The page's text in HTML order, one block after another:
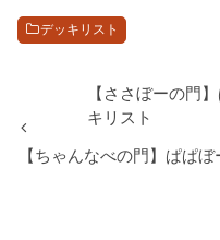
デッキリスト
【ささぼーの門
キリスト
【ちゃんなべの門】ぱぱ